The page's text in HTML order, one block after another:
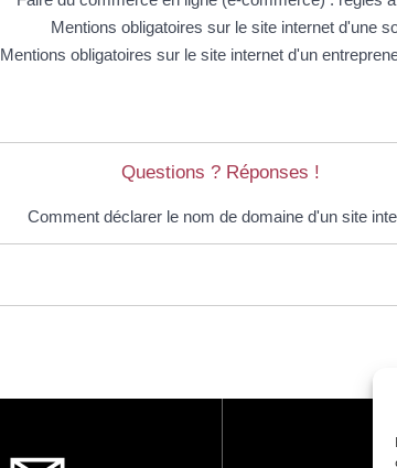
Mentions obligatoires sur le site internet d'une
Mentions obligatoires sur le site internet d'un
Questions ? Réponses !
Comment déclarer le nom de domaine d'un site